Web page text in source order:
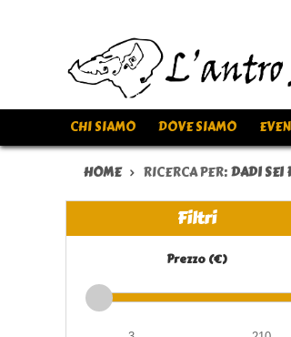
CHI SIAMO DOVE SIAMO
HOME RICERCA PER:DADI SEI
Filtri
Prezzo (€)